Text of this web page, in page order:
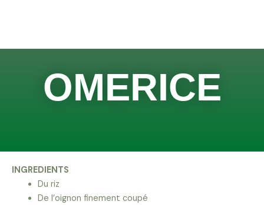
OMERICE
INGREDIENTS
Du riz
De l’oignon finement coupé